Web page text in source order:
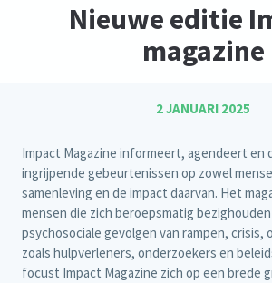
Nieuwe editie
magazine
2 JANUARI 2025
Impact Magazine informeert, agendeert en
ingrijpende gebeurtenissen op zowel
samenleving en de impact daarvan. Het
mensen die zich beroepsmatig
psychosociale gevolgen van rampen, crisis,
zoals hulpverleners, onderzoekers en
focust Impact Magazine zich op een brede